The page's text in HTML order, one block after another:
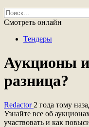
Найти:
Смотреть онлайн
Тендеры
Аукционы
разница?
Redactor 2 года тому
Узнайте все об
участвовать и как